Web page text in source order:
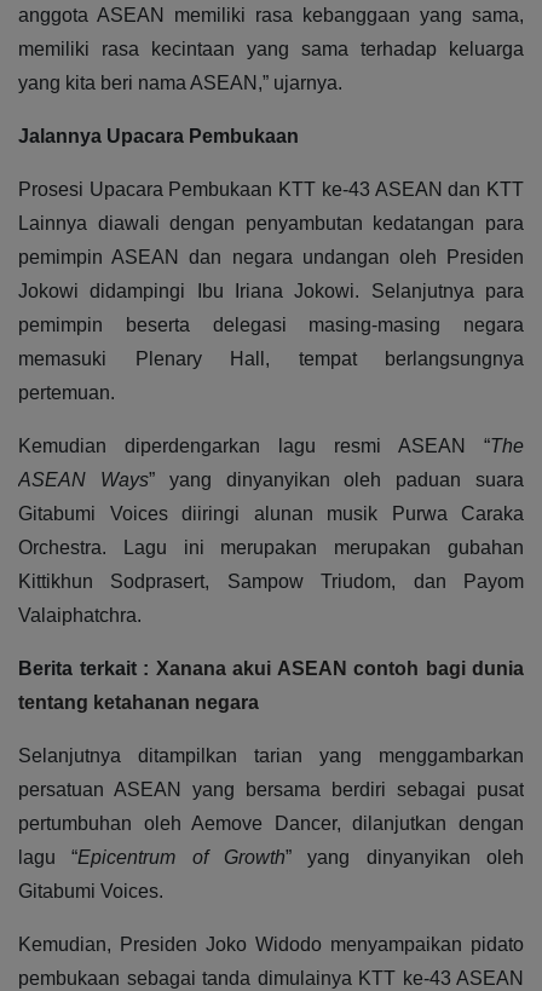
anggota ASEAN memiliki rasa kebanggaan yang sama,
memiliki rasa kecintaan yang sama terhadap keluarga
yang kita beri nama ASEAN,” ujarnya.
Jalannya Upacara Pembukaan
Prosesi Upacara Pembukaan KTT ke-43 ASEAN dan KTT
Lainnya diawali dengan penyambutan kedatangan para
pemimpin ASEAN dan negara undangan oleh Presiden
Jokowi didampingi Ibu Iriana Jokowi. Selanjutnya para
pemimpin beserta delegasi masing-masing negara
memasuki Plenary Hall, tempat berlangsungnya
pertemuan.
Kemudian diperdengarkan lagu resmi ASEAN “The
ASEAN Ways” yang dinyanyikan oleh paduan suara
Gitabumi Voices diiringi alunan musik Purwa Caraka
Orchestra. Lagu ini merupakan merupakan gubahan
Kittikhun Sodprasert, Sampow Triudom, dan Payom
Valaiphatchra.
Berita terkait : Xanana akui ASEAN contoh bagi dunia
tentang ketahanan negara
Selanjutnya ditampilkan tarian yang menggambarkan
persatuan ASEAN yang bersama berdiri sebagai pusat
pertumbuhan oleh Aemove Dancer, dilanjutkan dengan
lagu “Epicentrum of Growth” yang dinyanyikan oleh
Gitabumi Voices.
Kemudian, Presiden Joko Widodo menyampaikan pidato
pembukaan sebagai tanda dimulainya KTT ke-43 ASEAN